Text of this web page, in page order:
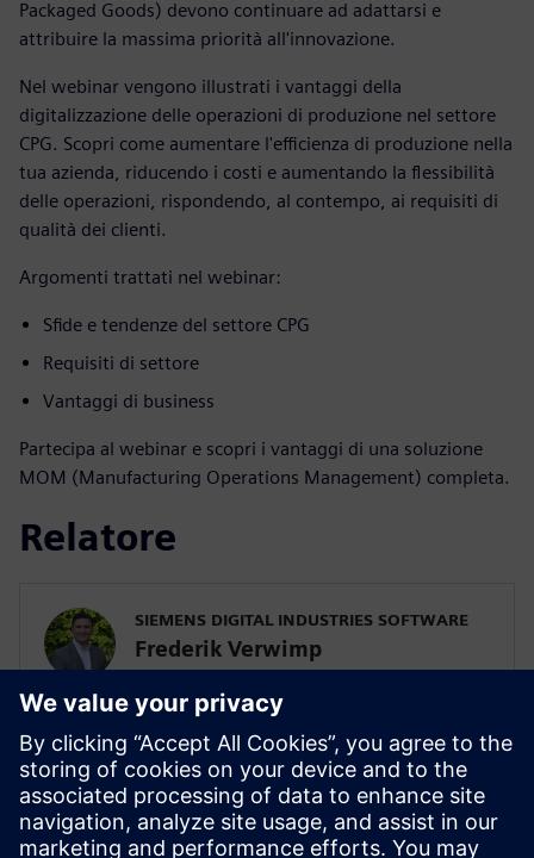
Packaged Goods) devono continuare ad adattarsi e
attribuire la massima priorità all'innovazione.
Nel webinar vengono illustrati i vantaggi della
digitalizzazione delle operazioni di produzione nel settore
CPG. Scopri come aumentare l'efficienza di produzione nella
tua azienda, riducendo i costi e aumentando la flessibilità
delle operazioni, rispondendo, al contempo, ai requisiti di
qualità dei clienti.
Argomenti trattati nel webinar:
Sfide e tendenze del settore CPG
Requisiti di settore
Vantaggi di business
Partecipa al webinar e scopri i vantaggi di una soluzione
MOM (Manufacturing Operations Management) completa.
Relatore
SIEMENS DIGITAL INDUSTRIES SOFTWARE
Frederik Verwimp
Frederik Verwimp è Global Industry
Manager CPG di Siemens Digital Industry
Software. Avendo lavorato nel settore dei
beni di consumo per oltre 10 anni, vanta
un’ottima conoscenza delle sfide che il